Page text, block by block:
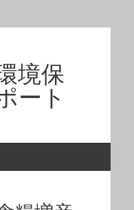
境保
ート